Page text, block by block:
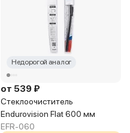
Недорогой аналог
от 539 ₽
Стеклоочиститель
Endurovision Flat 600 мм
EFR-060